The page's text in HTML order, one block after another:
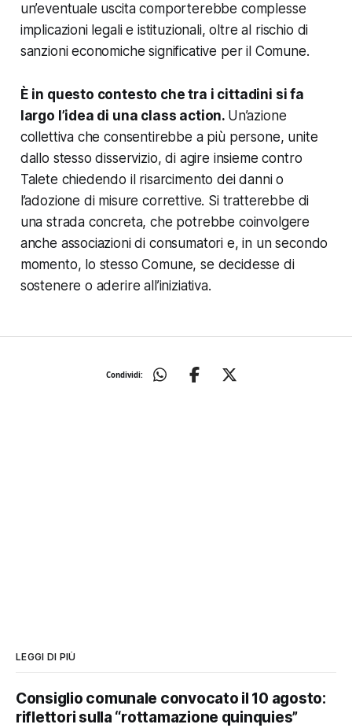
un’eventuale uscita comporterebbe complesse
implicazioni legali e istituzionali, oltre al rischio di
sanzioni economiche significative per il Comune.
È in questo contesto che tra i cittadini si fa
largo l’idea di una class action. Un’azione
collettiva che consentirebbe a più persone, unite
dallo stesso disservizio, di agire insieme contro
Talete chiedendo il risarcimento dei danni o
l’adozione di misure correttive. Si tratterebbe di
una strada concreta, che potrebbe coinvolgere
anche associazioni di consumatori e, in un secondo
momento, lo stesso Comune, se decidesse di
sostenere o aderire all’iniziativa.
Condividi:
LEGGI DI PIÙ
Consiglio comunale convocato il 10 agosto:
riflettori sulla “rottamazione quinquies”